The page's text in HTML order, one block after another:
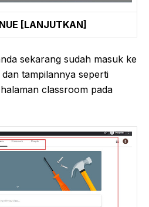
[LANJUTKAN]
sekarang sudah masuk ke
tampilannya seperti
classroom pada